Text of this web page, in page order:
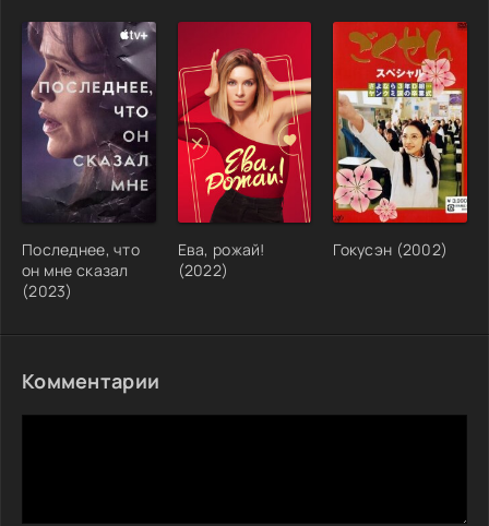
Последнее, что
он мне сказал
(2023)
Ева, рожай!
(2022)
Гокусэн (2002)
Комментарии